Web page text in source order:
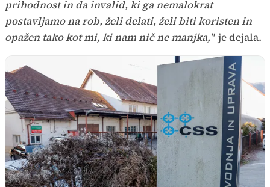
prihodnost in da invalid, ki ga nemalokrat
postavljamo na rob, želi delati, želi biti koristen in
opažen tako kot mi, ki nam nič ne manjka," je dejala.